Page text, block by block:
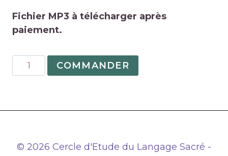
Fichier MP3 à télécharger après
paiement.
quantité
de
de
COMMANDER
© 2026 Cercle d'Etude du Langage Sacré -